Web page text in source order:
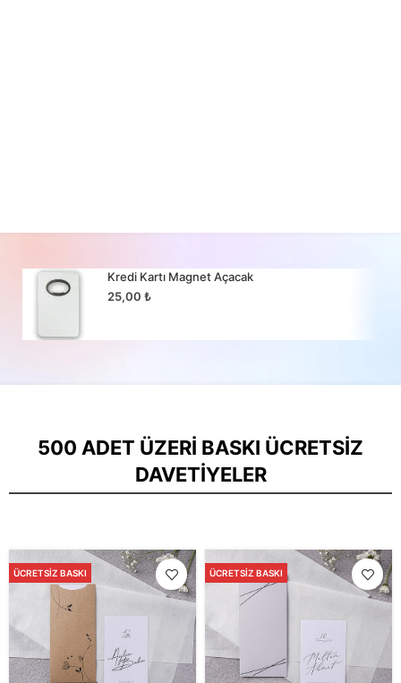
Kredi Kartı Magnet Açacak
25,00₺
500 ADET ÜZERI BASKI ÜCRETSIZ
DAVETIYELER
ÜCRETSIZ BASKI ÜCRETSIZ BASKI